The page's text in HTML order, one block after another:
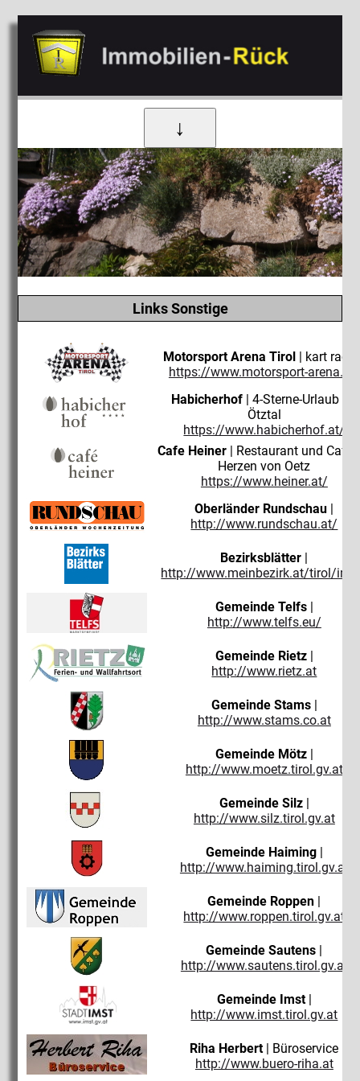
↓
Links Sonstige
Motorsport Arena Tirol| kart
https://www.motorsport-arena.at/
Habicherhof | 4-Sterne-Urlaub im
Ötztal
https://www.habicherhof.at/
Cafe Heiner | Restaurant und Cafè
Herzen von Oetz
https://www.heiner.at/
Oberländer Rundschau |
http://www.rundschau.at/
Bezirksblätter |
http://www.meinbezirk.at/tirol/
Gemeinde Telfs|
http://www.telfs.eu/
Gemeinde Rietz|
http://www.rietz.at
Gemeinde Stams|
http://www.stams.co.at
Gemeinde Mötz|
http://www.moetz.tirol.gv.at
Gemeinde Silz|
http://www.silz.tirol.gv.at
Gemeinde Haiming|
http://www.haiming.tirol.gv.at
Gemeinde Roppen |
http://www.roppen.tirol.gv.at
Gemeinde Sautens |
http://www.sautens.tirol.gv.at
Gemeinde Imst|
http://www.imst.tirol.gv.at
Riha Herbert| Büroservice
http://www.buero-riha.at